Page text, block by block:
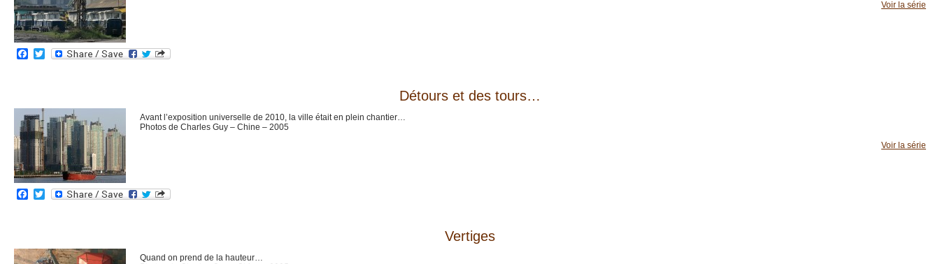
Voir la série
Facebook
Twitter
Détours et des tours…
Avant l’exposition universelle de 2010, la ville était en plein chantier…
Photos de Charles Guy – Chine – 2005
Voir la série
Facebook
Twitter
Vertiges
Quand on prend de la hauteur…